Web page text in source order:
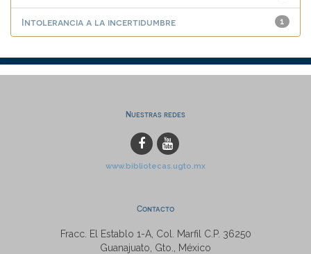
1
Intolerancia a la incertidumbre
Nuestras redes
www.bibliotecas.ugto.mx
Contacto
Fracc. El Establo 1-A, Col. Marfil C.P. 36250
Guanajuato, Gto., México